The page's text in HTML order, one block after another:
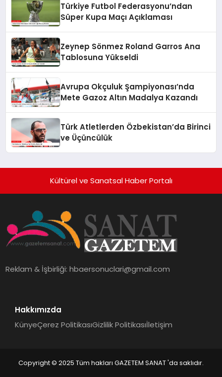
Türkiye Futbol Federasyonu’ndan
Süper Kupa Maçı Açıklaması
Zeynep Sönmez Roland Garros Ana
Tablosuna Yükseldi
Avrupa Okçuluk Şampiyonası’nda
Mete Gazoz Altın Madalya Kazandı
Türk Atletlerden Özbekistan’da Birinci
ve Üçüncülük
Kültürel ve Sanatsal Haber Portalı
Reklam & İşbirliği:hbaersonuclari@gmail.com
Hakkımızda
KünyeÇerez PolitikasıGizlilik Politikasıİletişim
Copyright © 2025 Tüm hakları GAZETEM SANAT 'da saklıdır.